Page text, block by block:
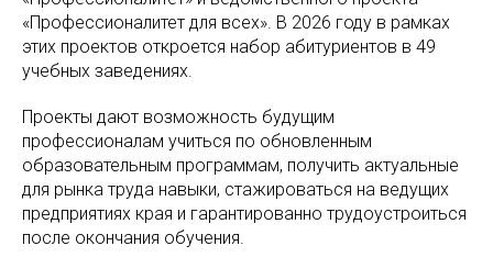
«Профессионалитет для всех». В 2026 году в рамках
этих проектов откроется набор абитуриентов в 49
учебных заведениях.
Проекты дают возможность будущим
профессионалам учиться по обновленным
образовательным программам, получить актуальные
для рынка труда навыки, стажироваться на ведущих
предприятиях края и гарантированно трудоустроиться
после окончания обучения.